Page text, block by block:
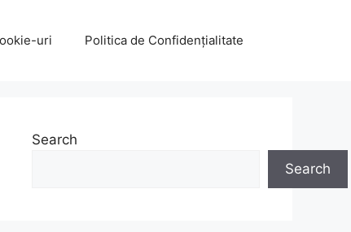
uri Politica de Confidențialitate
Search
Search